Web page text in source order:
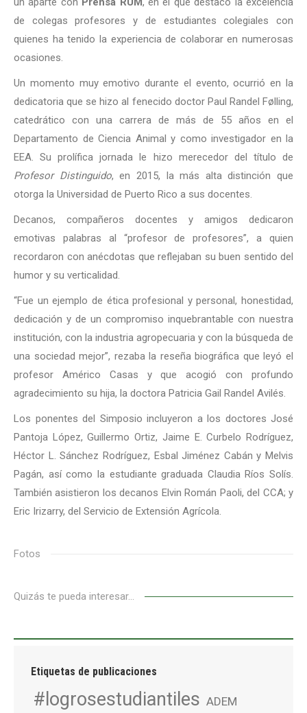
de colegas profesores y de estudiantes colegiales con
quienes ha tenido la experiencia de colaborar en numerosas
ocasiones.
Un momento muy emotivo durante el evento, ocurrió en la
dedicatoria que se hizo al fenecido doctor Paul Randel Følling,
catedrático con una carrera de más de 55 años en el
Departamento de Ciencia Animal y como investigador en la
EEA. Su prolífica jornada le hizo merecedor del título de
Profesor Distinguido, en 2015, la más alta distinción que
otorga la Universidad de Puerto Rico a sus docentes.
Decanos, compañeros docentes y amigos dedicaron
emotivas palabras al “profesor de profesores”, a quien
recordaron con anécdotas que reflejaban su buen sentido del
humor y su verticalidad.
“Fue un ejemplo de ética profesional y personal, honestidad,
dedicación y de un compromiso inquebrantable con nuestra
institución, con la industria agropecuaria y con la búsqueda de
una sociedad mejor”, rezaba la reseña biográfica que leyó el
profesor Américo Casas y que acogió con profundo
agradecimiento su hija, la doctora Patricia Gail Randel Avilés.
Los ponentes del Simposio incluyeron a los doctores José
Pantoja López, Guillermo Ortiz, Jaime E. Curbelo Rodríguez,
Héctor L. Sánchez Rodríguez, Esbal Jiménez Cabán y Melvis
Pagán, así como la estudiante graduada Claudia Ríos Solís.
También asistieron los decanos Elvin Román Paoli, del CCA; y
Eric Irizarry, del Servicio de Extensión Agrícola.
Fotos
Quizás te pueda interesar...
Etiquetas de publicaciones
#logrosestudiantiles ADEM